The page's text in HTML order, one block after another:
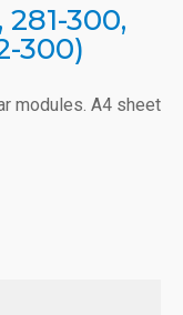
300,
300)
modules. A4 sheet